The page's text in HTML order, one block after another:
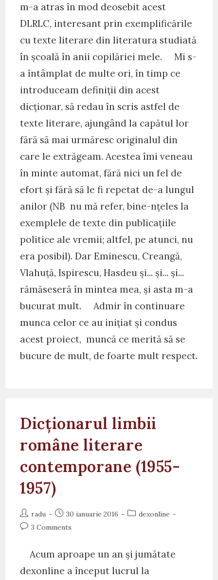
m-a atras în mod deosebit acest
DLRLC, interesant prin exemplificările
cu texte literare din literatura studiată
în școală în anii copilăriei mele. Mi s-
a întâmplat de multe ori, în timp ce
introduceam definiții din acest
dicționar, să redau în scris astfel de
texte literare, ajungând la capătul lor
fără să mai urmăresc originalul din
care le extrăgeam. Acestea îmi veneau
în minte automat, fără nici un fel de
efort și fără să le fi repetat de-a lungul
anilor (NB nu mă refer, bine-nțeles la
exemplele de texte din publicațiile
politice ale vremii; altfel, pe atunci, nu
era posibil). Dar Eminescu, Creangă,
Vlahuță, Ispirescu, Hasdeu și... și... și...
rămăseseră în mintea mea, și asta m-a
bucurat mult. Admir în continuare
munca celor ce au inițiat și condus
acest proiect, muncă ce merită să se
bucure de mult, de foarte mult respect.
Dicționarul limbii
române literare
contemporane (1955-
1957)
Post
author:
radu
Post
published:
30 ianuarie 2016
Postdexonline
Post3 Comments
Acum aproape un an și jumătate
dexonline a început lucrul la